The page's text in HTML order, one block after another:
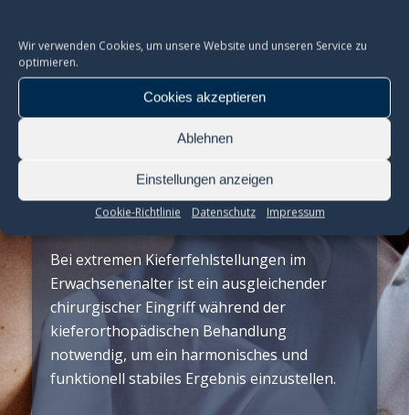
Wir verwenden Cookies, um unsere Website und unseren Service zu
optimieren.
Cookies akzeptieren
Ablehnen
Einstellungen anzeigen
Cookie-Richtlinie Datenschutz Impressum
Chirurgische Kieferorthopädie
Bei extremen Kieferfehlstellungen im
Erwachsenenalter ist ein ausgleichender
chirurgischer Eingriff während der
kieferorthopädischen Behandlung
notwendig, um ein harmonisches und
funktionell stabiles Ergebnis einzustellen.